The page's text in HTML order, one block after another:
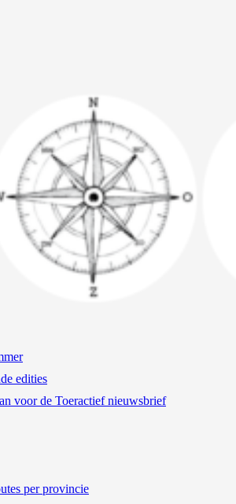
edities
voor de Toeractief nieuwsbrief
per provincie